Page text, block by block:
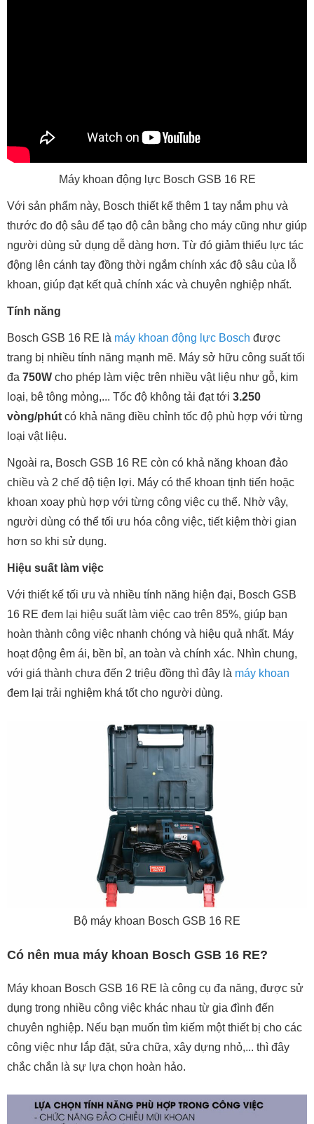
Máy khoan động lực Bosch GSB 16 RE
Với sản phẩm này, Bosch thiết kế thêm 1 tay nắm phụ và
thước đo độ sâu để tạo độ cân bằng cho máy cũng như giúp
người dùng sử dụng dễ dàng hơn. Từ đó giảm thiểu lực tác
động lên cánh tay đồng thời ngắm chính xác độ sâu của lỗ
khoan, giúp đạt kết quả chính xác và chuyên nghiệp nhất.
Tính năng
Bosch GSB 16 RE là máy khoan động lực Bosch được
trang bị nhiều tính năng mạnh mẽ. Máy sở hữu công suất tối
đa 750W cho phép làm việc trên nhiều vật liệu như gỗ, kim
loại, bê tông mỏng,... Tốc độ không tải đạt tới 3.250
vòng/phút có khả năng điều chỉnh tốc độ phù hợp với từng
loại vật liệu.
Ngoài ra, Bosch GSB 16 RE còn có khả năng khoan đảo
chiều và 2 chế độ tiện lợi. Máy có thể khoan tịnh tiến hoặc
khoan xoay phù hợp với từng công việc cụ thể. Nhờ vậy,
người dùng có thể tối ưu hóa công việc, tiết kiệm thời gian
hơn so khi sử dụng.
Hiệu suất làm việc
Với thiết kế tối ưu và nhiều tính năng hiện đại, Bosch GSB
16 RE đem lại hiệu suất làm việc cao trên 85%, giúp bạn
hoàn thành công việc nhanh chóng và hiệu quả nhất. Máy
hoạt động êm ái, bền bỉ, an toàn và chính xác. Nhìn chung,
với giá thành chưa đến 2 triệu đồng thì đây là máy khoan
đem lại trải nghiệm khá tốt cho người dùng.
Bộ máy khoan Bosch GSB 16 RE
Có nên mua máy khoan Bosch GSB 16 RE?
Máy khoan Bosch GSB 16 RE là công cụ đa năng, được sử
dụng trong nhiều công việc khác nhau từ gia đình đến
chuyên nghiệp. Nếu bạn muốn tìm kiếm một thiết bị cho các
công việc như lắp đặt, sửa chữa, xây dựng nhỏ,... thì đây
chắc chắn là sự lựa chọn hoàn hảo.